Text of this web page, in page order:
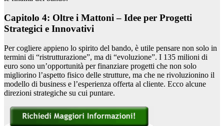
Capitolo 4: Oltre i Mattoni – Idee per Progetti
Strategici e Innovativi
Per cogliere appieno lo spirito del bando, è utile pensare non solo in
termini di “ristrutturazione”, ma di “evoluzione”. I 135 milioni di
euro sono un’opportunità per finanziare progetti che non solo
migliorino l’aspetto fisico delle strutture, ma che ne rivoluzionino il
modello di business e l’esperienza offerta al cliente. Ecco alcune
direzioni strategiche su cui puntare.